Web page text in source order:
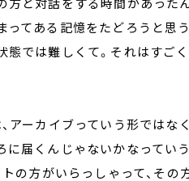
てある記憶をたどろうと思
態では難しくて。それはすご
アーカイブっていう形ではな
届くんじゃないかなっていう
方がいらっしゃって、その